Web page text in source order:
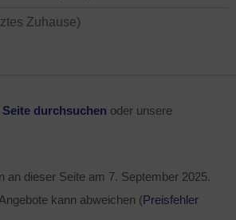
Zuhause)
Seite durchsuchen oder unsere
an dieser Seite am 7. September 2025.
kann abweichen (Preisfehler